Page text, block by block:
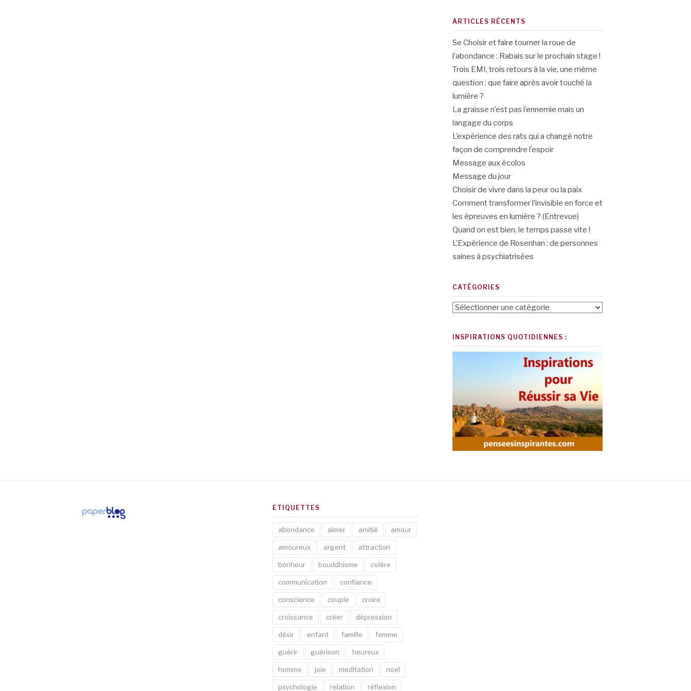
ARTICLES RÉCENTS
Se Choisir et faire tourner la roue de
l’abondance : Rabais sur le prochain stage !
Trois EMI, trois retours à la vie, une même
question : que faire après avoir touché la
lumière ?
La graisse n’est pas l’ennemie mais un
langage du corps
L’expérience des rats qui a changé notre
façon de comprendre l’espoir
Message aux écolos
Message du jour
Choisir de vivre dans la peur ou la paix
Comment transformer l’invisible en force et
les épreuves en lumière ? (Entrevue)
Quand on est bien, le temps passe vite !
L’Expérience de Rosenhan : de personnes
saines à psychiatrisées
CATÉGORIES
Catégories
INSPIRATIONS QUOTIDIENNES :
ETIQUETTES
abondance aimer amitié amour
amoureux argent attraction
bonheur bouddhisme colère
communication confiance
conscience couple croire
croissance créer dépression
désir enfant famille femme
guérir guérison heureux
homme joie meditation noel
psychologie relation réflexion